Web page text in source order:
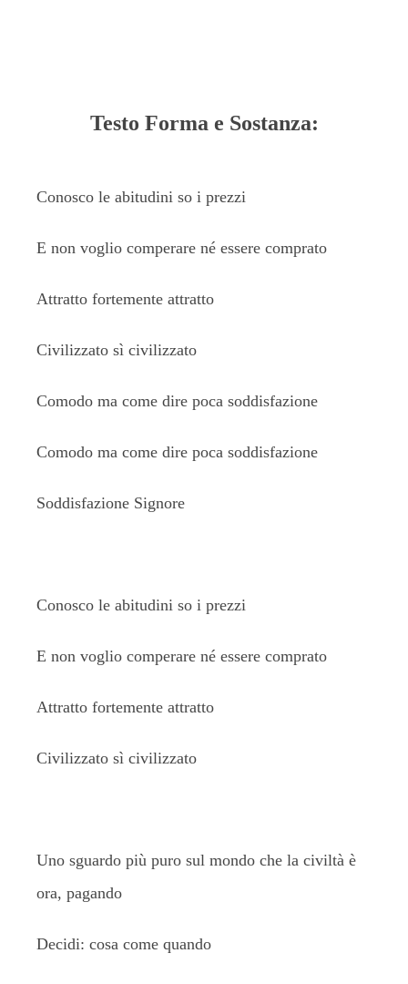
Testo Forma e Sostanza:
Conosco le abitudini so i prezzi
E non voglio comperare né essere comprato
Attratto fortemente attratto
Civilizzato sì civilizzato
Comodo ma come dire poca soddisfazione
Comodo ma come dire poca soddisfazione
Soddisfazione Signore
Conosco le abitudini so i prezzi
E non voglio comperare né essere comprato
Attratto fortemente attratto
Civilizzato sì civilizzato
Uno sguardo più puro sul mondo che la civiltà è
ora, pagando
Decidi: cosa come quando